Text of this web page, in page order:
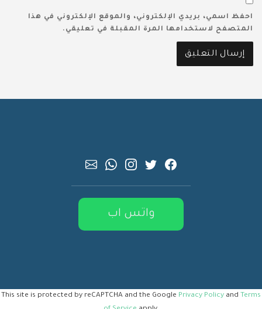
احفظ اسمي، بريدي الإلكتروني، والموقع الإلكتروني في هذا
المتصفح لاستخدامها المرة المقبلة في تعليقي.
واتس اب
This site is protected by reCAPTCHA and the Google Privacy Policy and Terms